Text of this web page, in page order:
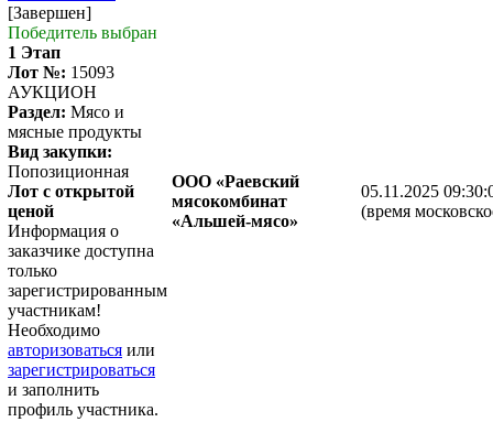
[Завершен]
Победитель выбран
1 Этап
Лот №: 15093
АУКЦИОН
Раздел: Мясо и
мясные продукты
Вид закупки:
Попозиционная
Лот с открытой
ценой
Информация о
заказчике доступна
только
зарегистрированным
участникам!
Необходимо
авторизоваться или
зарегистрироваться
и заполнить
профиль участника.
ООО «Раевский
мясокомбинат
«Альшей-мясо»
05.11.2025
(время